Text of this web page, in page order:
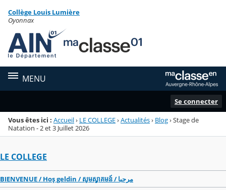
Menu de la rubrique
Contenu
Collège Louis Lumière
Oyonnax
MENU
Se connecter
Vous êtes ici : Accueil› LE COLLEGE›Actualités› Blog›Stage de
Natation - 2 et 3 Juillet 2026
LE COLLEGE
BIENVENUE / Hoş geldin / សូមស្វាគមន៍ / مرحبا